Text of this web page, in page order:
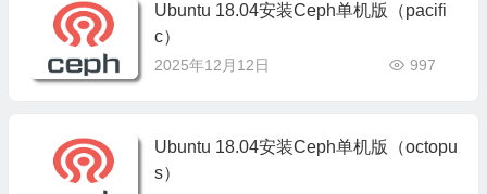
Ubuntu 18.04安装Ceph单机版（pacifi
c）
2025年12月12日 997
Ubuntu 18.04安装Ceph单机版（octopu
s）